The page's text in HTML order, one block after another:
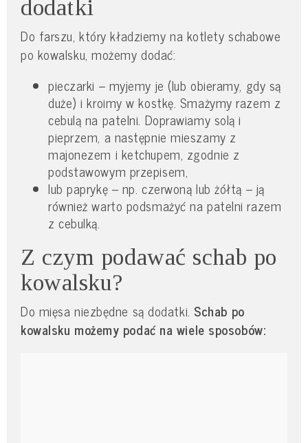
dodatki
Do farszu, który kładziemy na kotlety schabowe
po kowalsku, możemy dodać:
pieczarki – myjemy je (lub obieramy, gdy są
duże) i kroimy w kostkę. Smażymy razem z
cebulą na patelni. Doprawiamy solą i
pieprzem, a następnie mieszamy z
majonezem i ketchupem, zgodnie z
podstawowym przepisem,
lub paprykę – np. czerwoną lub żółtą – ją
również warto podsmażyć na patelni razem
z cebulką.
Z czym podawać schab po
kowalsku?
Do mięsa niezbędne są dodatki.Schab po
kowalsku możemy podać na wiele sposobów: